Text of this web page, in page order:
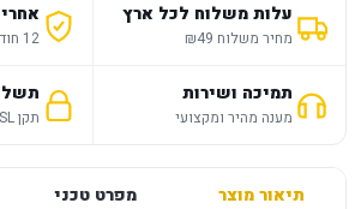
עלות משלוח לכל ארץ
מחיר משלוח ₪49 12 חודשי אחריות
תמיכה ושירות
מענה מהיר ומקצועי תקן SSL מאובטח
תיאור מוצר מפרט טכני